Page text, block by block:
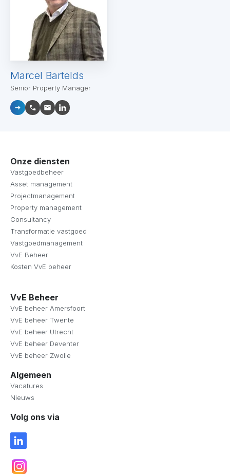
Marcel Bartelds
Senior Property Manager
Onze diensten
Vastgoedbeheer
Asset management
Projectmanagement
Property management
Consultancy
Transformatie vastgoed
Vastgoedmanagement
VvE Beheer
Kosten VvE beheer
VvE Beheer
VvE beheer Amersfoort
VvE beheer Twente
VvE beheer Utrecht
VvE beheer Deventer
VvE beheer Zwolle
Algemeen
Vacatures
Nieuws
Volg ons via